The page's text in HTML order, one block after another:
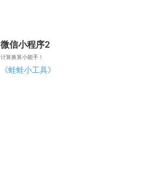
微信小程序2
计算换算小能手！
《蛙蛙小工具》